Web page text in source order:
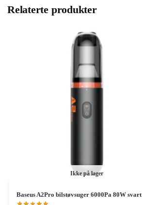
Relaterte produkter
Ikke på lager
Baseus A2Pro bilstøvsuger 6000Pa 80W svart